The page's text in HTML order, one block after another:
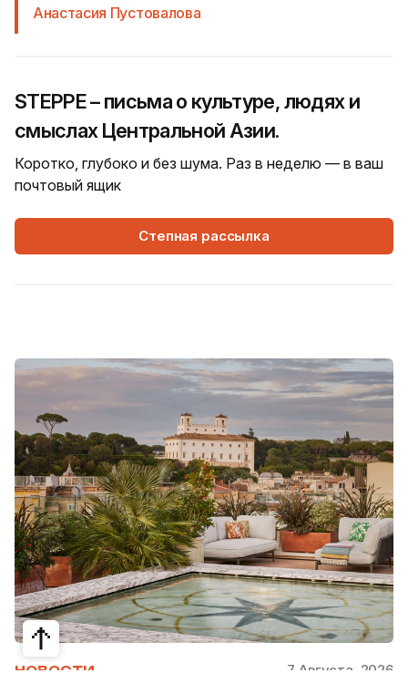
Анастасия Пустовалова
STEPPE – письма о культуре, людях и
смыслах Центральной Азии.
Коротко, глубоко и без шума. Раз в неделю — в ваш
почтовый ящик
Степная рассылка
НОВОСТИ 7 Августа, 2026